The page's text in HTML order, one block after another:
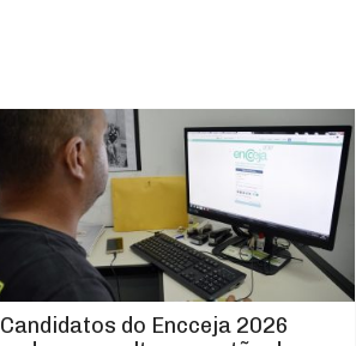
Candidatos do Encceja 2026